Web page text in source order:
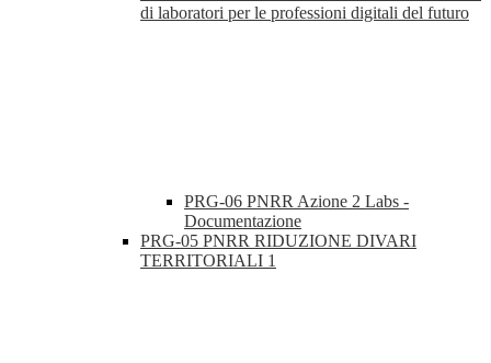
di laboratori per le professioni digitali del futuro
PRG-06 PNRR Azione 2 Labs -
Documentazione
PRG-05 PNRR RIDUZIONE DIVARI
TERRITORIALI 1